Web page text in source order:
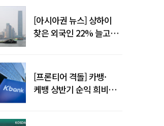
[아시아권 뉴스] 상하이
찾은 외국인 22% 늘고
[프론티어 격돌] 카뱅·
케뱅 상반기 순익 희비…